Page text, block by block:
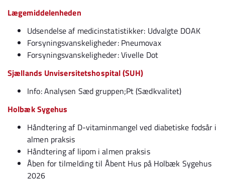
Lægemiddelenheden
Udsendelse af medicinstatistikker: Udvalgte DOAK
Forsyningsvanskeligheder: Pneumovax
Forsyningsvanskeligheder: Vivelle Dot
Sjællands Unvisersitetshospital (SUH)
Info: Analysen Sæd gruppen;Pt (Sædkvalitet)
Holbæk Sygehus
Håndtering af D-vitaminmangel ved diabetiske fodsår i
almen praksis
Håndtering af lipom i almen praksis
Åben for tilmelding til Åbent Hus på Holbæk Sygehus
2026